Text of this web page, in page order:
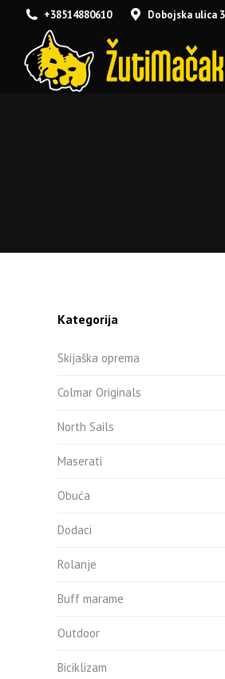
+38514880610 Dobojska ulica
Kategorija
Skijaška oprema
Colmar Originals
North Sails
Maserati
Obuća
Dodaci
Rolanje
Buff marame
Outdoor
Biciklizam